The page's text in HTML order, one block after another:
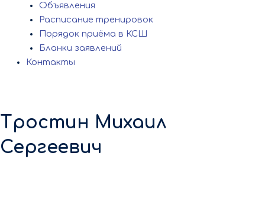
Объявления
Расписание тренировок
Порядок приёма в КСШ
Бланки заявлений
Контакты
Тростин Михаил
Сергеевич